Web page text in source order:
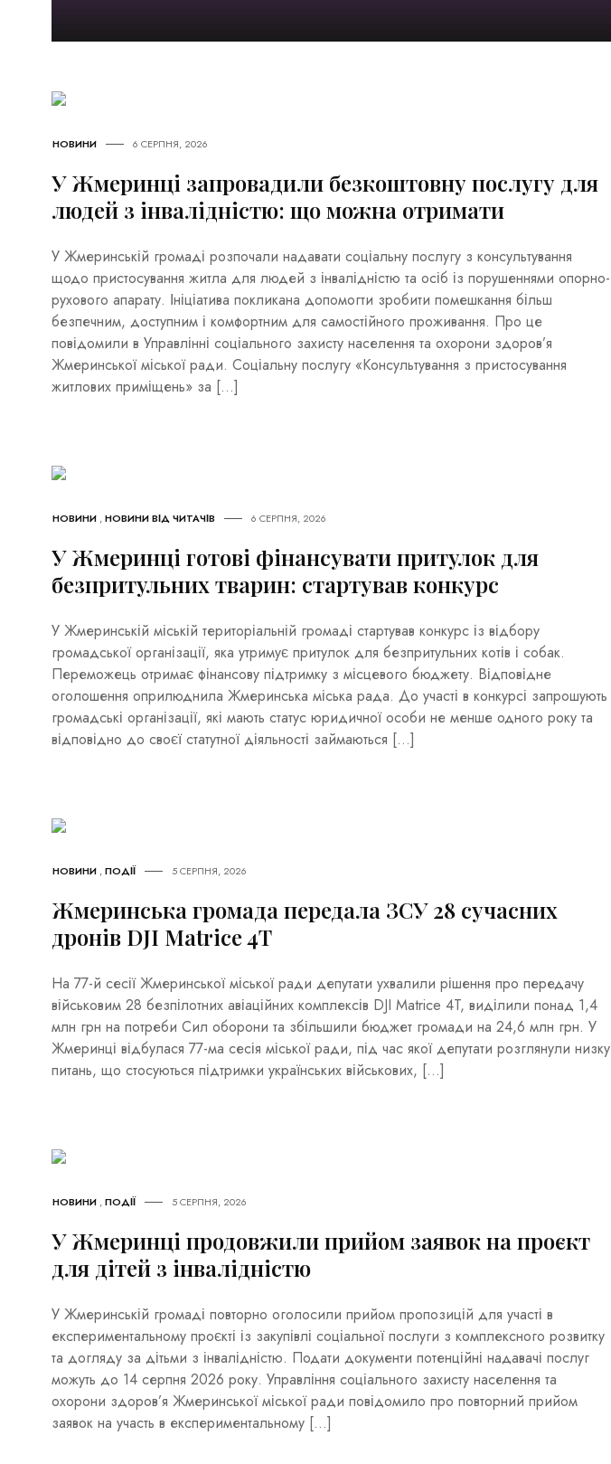
НОВИНИ 6 СЕРПНЯ, 2026
У Жмеринці запровадили безкоштовну послугу для
людей з інвалідністю: що можна отримати
У Жмеринській громаді розпочали надавати соціальну послугу з консультування
щодо пристосування житла для людей з інвалідністю та осіб із порушеннями опорно-
рухового апарату. Ініціатива покликана допомогти зробити помешкання більш
безпечним, доступним і комфортним для самостійного проживання. Про це
повідомили в Управлінні соціального захисту населення та охорони здоров’я
Жмеринської міської ради. Соціальну послугу «Консультування з пристосування
житлових приміщень» за […]
НОВИНИ ,НОВИНИ ВІД ЧИТАЧІВ 6 СЕРПНЯ, 2026
У Жмеринці готові фінансувати притулок для
безпритульних тварин: стартував конкурс
У Жмеринській міській територіальній громаді стартував конкурс із відбору
громадської організації, яка утримує притулок для безпритульних котів і собак.
Переможець отримає фінансову підтримку з місцевого бюджету. Відповідне
оголошення оприлюднила Жмеринська міська рада. До участі в конкурсі запрошують
громадські організації, які мають статус юридичної особи не менше одного року та
відповідно до своєї статутної діяльності займаються […]
НОВИНИ ,ПОДІЇ 5 СЕРПНЯ, 2026
Жмеринська громада передала ЗСУ 28 сучасних
дронів DJI Matrice 4T
На 77-й сесії Жмеринської міської ради депутати ухвалили рішення про передачу
військовим 28 безпілотних авіаційних комплексів DJI Matrice 4T, виділили понад 1,4
млн грн на потреби Сил оборони та збільшили бюджет громади на 24,6 млн грн. У
Жмеринці відбулася 77-ма сесія міської ради, під час якої депутати розглянули низку
питань, що стосуються підтримки українських військових, […]
НОВИНИ ,ПОДІЇ 5 СЕРПНЯ, 2026
У Жмеринці продовжили прийом заявок на проєкт
для дітей з інвалідністю
У Жмеринській громаді повторно оголосили прийом пропозицій для участі в
експериментальному проєкті із закупівлі соціальної послуги з комплексного розвитку
та догляду за дітьми з інвалідністю. Подати документи потенційні надавачі послуг
можуть до 14 серпня 2026 року. Управління соціального захисту населення та
охорони здоров’я Жмеринської міської ради повідомило про повторний прийом
заявок на участь в експериментальному […]